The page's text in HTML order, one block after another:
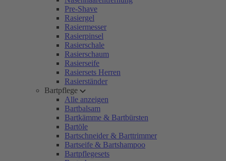
Pre-Shave
Rasiergel
Rasiermesser
Rasierpinsel
Rasierschale
Rasierschaum
Rasierseife
Rasiersets Herren
Rasierständer
Bartpflege
Alle anzeigen
Bartbalsam
Bartkämme & Bartbürsten
Bartöle
Bartschneider & Barttrimmer
Bartseife & Bartshampoo
Bartpflegesets